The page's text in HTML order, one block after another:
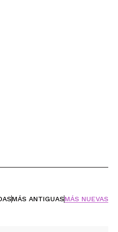
MÁS ANTIGUASMÁS NUEVAS